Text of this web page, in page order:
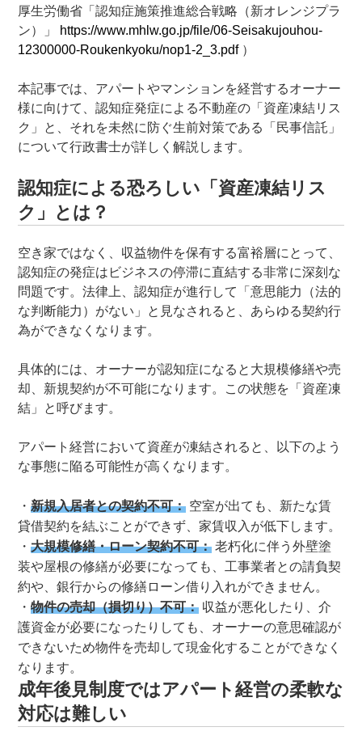
厚生労働省「認知症施策推進総合戦略（新オレンジプラ
ン）」 https://www.mhlw.go.jp/file/06-Seisakujouhou-
12300000-Roukenkyoku/nop1-2_3.pdf ）
本記事では、アパートやマンションを経営するオーナー
様に向けて、認知症発症による不動産の「資産凍結リス
ク」と、それを未然に防ぐ生前対策である「民事信託」
について行政書士が詳しく解説します。
認知症による恐ろしい「資産凍結リス
ク」とは？
空き家ではなく、収益物件を保有する富裕層にとって、
認知症の発症はビジネスの停滞に直結する非常に深刻な
問題です。法律上、認知症が進行して「意思能力（法的
な判断能力）がない」と見なされると、あらゆる契約行
為ができなくなります。
具体的には、オーナーが認知症になると大規模修繕や売
却、新規契約が不可能になります。この状態を「資産凍
結」と呼びます。
アパート経営において資産が凍結されると、以下のよう
な事態に陥る可能性が高くなります。
新規入居者との契約不可： 空室が出ても、新たな賃
貸借契約を結ぶことができず、家賃収入が低下します。
大規模修繕・ローン契約不可： 老朽化に伴う外壁塗
装や屋根の修繕が必要になっても、工事業者との請負契
約や、銀行からの修繕ローン借り入れができません。
物件の売却（損切り）不可： 収益が悪化したり、介
護資金が必要になったりしても、オーナーの意思確認が
できないため物件を売却して現金化することができなく
なります。
成年後見制度ではアパート経営の柔軟な
対応は難しい